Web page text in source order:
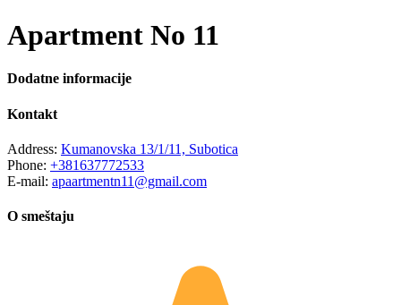
Apartment No 11
Dodatne informacije
Kontakt
Address: Kumanovska 13/1/11, Subotica
Phone: +381637772533
E-mail: apaartmentn11@gmail.com
O smeštaju